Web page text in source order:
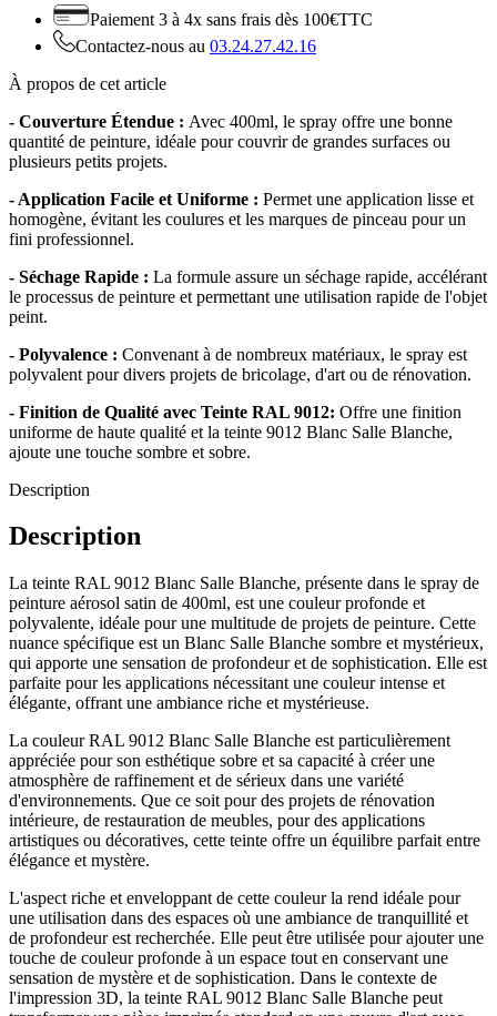
Paiement 3 à 4x sans frais dès 100€TTC
Contactez-nous au 03.24.27.42.16
À propos de cet article
- Couverture Étendue : Avec 400ml, le spray offre une bonne
quantité de peinture, idéale pour couvrir de grandes surfaces ou
plusieurs petits projets.
- Application Facile et Uniforme : Permet une application lisse et
homogène, évitant les coulures et les marques de pinceau pour un
fini professionnel.
- Séchage Rapide : La formule assure un séchage rapide, accélérant
le processus de peinture et permettant une utilisation rapide de l'objet
peint.
- Polyvalence : Convenant à de nombreux matériaux, le spray est
polyvalent pour divers projets de bricolage, d'art ou de rénovation.
- Finition de Qualité avec Teinte RAL 9012: Offre une finition
uniforme de haute qualité et la teinte 9012 Blanc Salle Blanche,
ajoute une touche sombre et sobre.
Description
Description
La teinte RAL 9012 Blanc Salle Blanche, présente dans le spray de
peinture aérosol satin de 400ml, est une couleur profonde et
polyvalente, idéale pour une multitude de projets de peinture. Cette
nuance spécifique est un Blanc Salle Blanche sombre et mystérieux,
qui apporte une sensation de profondeur et de sophistication. Elle est
parfaite pour les applications nécessitant une couleur intense et
élégante, offrant une ambiance riche et mystérieuse.
La couleur RAL 9012 Blanc Salle Blanche est particulièrement
appréciée pour son esthétique sobre et sa capacité à créer une
atmosphère de raffinement et de sérieux dans une variété
d'environnements. Que ce soit pour des projets de rénovation
intérieure, de restauration de meubles, pour des applications
artistiques ou décoratives, cette teinte offre un équilibre parfait entre
élégance et mystère.
L'aspect riche et enveloppant de cette couleur la rend idéale pour
une utilisation dans des espaces où une ambiance de tranquillité et
de profondeur est recherchée. Elle peut être utilisée pour ajouter une
touche de couleur profonde à un espace tout en conservant une
sensation de mystère et de sophistication. Dans le contexte de
l'impression 3D, la teinte RAL 9012 Blanc Salle Blanche peut